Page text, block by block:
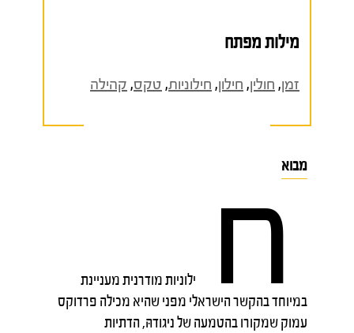
מילות מפתח
זמן, חולין, חילון, חילוניות, טקס, קהילה
מבואח
ילוניות מודרנית מעניינת
במיוחד בהקשר הישראלי מפני שהיא מכילה פרדוקס
עמוק שמקורו בהטמעה של ניגודהּ, הדתיות